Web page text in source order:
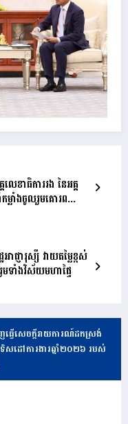
ខាធិការរង នៃអគ្គ
ម្លាំងចូលរួមគោរព
ជ្ញារុស្សី វាយតម្លៃខ្ពស់
មទាំងវិស័យមហាផ្ទៃ
វើសេចក្តីរាយការណ៍ដកស្រង់
សដៅការងារឆ្នាំ២០២៦ របស់